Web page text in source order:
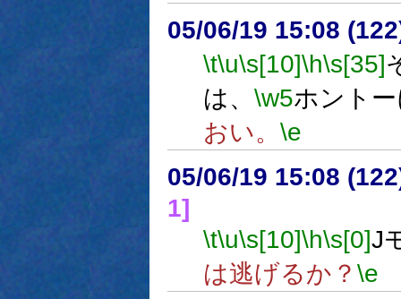
05/06/19 15:08
\t\u\s[10]\h\s[35]
は、 \w5ホント
おい。 \e
05/06/19 15:08
1]
\t\u\s[10]\h\s[0]J
は逃げるか？ \e